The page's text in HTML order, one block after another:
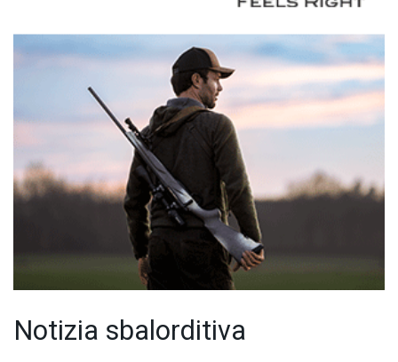
Notizia sbalorditiva